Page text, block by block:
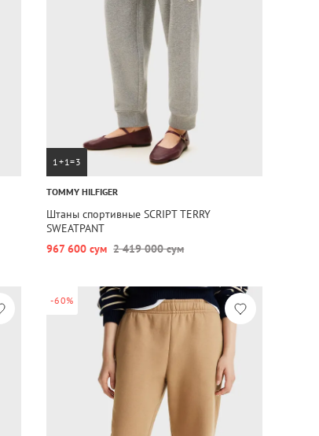
1+1=3
TOMMY HILFIGER
Штаны спортивные SCRIPT TERRY
SWEATPANT
967 600 сум 2 419 000 сум
-60%